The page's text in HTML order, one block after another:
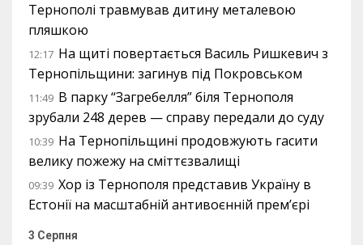
Тернополі травмував дитину металевою
пляшкою
12:17 На щиті повертається Василь Ришкевич з
Тернопільщини: загинув під Покровськом
11:49 В парку “Загребелля” біля Тернополя
зрубали 248 дерев — справу передали до суду
10:39 На Тернопільщині продовжують гасити
велику пожежу на сміттєзвалищі
09:39 Хор із Тернополя представив Україну в
Естонії на масштабній антивоєнній прем’єрі
3 Серпня